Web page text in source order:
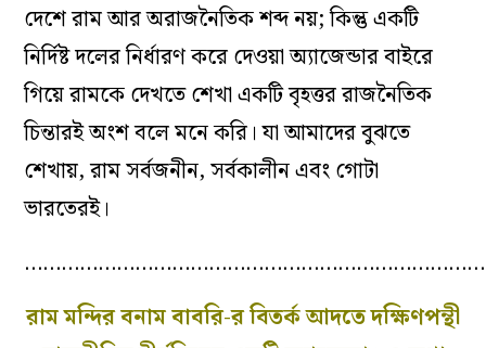
দেশে রাম আর অরাজনৈতিক শব্দ নয়; কিন্তু একটি
নির্দিষ্ট দলের নির্ধারণ করে দেওয়া অ্যাজেন্ডার বাইরে
গিয়ে রামকে দেখতে শেখা একটি বৃহত্তর রাজনৈতিক
চিন্তারই অংশ বলে মনে করি। যা আমাদের বুঝতে
শেখায়, রাম সর্বজনীন, সর্বকালীন এবং গোটা
ভারতেরই।
রাম মন্দির বনাম বাবরি-র বিতর্ক আদতে দক্ষিণপন্থী